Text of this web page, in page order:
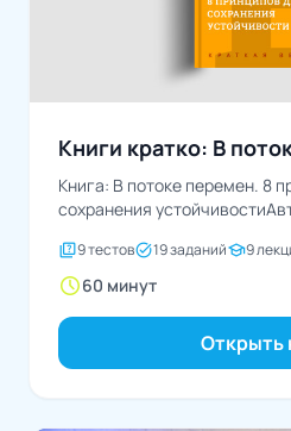
Книги кратко: В
Книга: В потоке перемен. 8
сохранения
quiz9 тестовtask_alt19 заданийschool9
schedule60 минут
Открыть